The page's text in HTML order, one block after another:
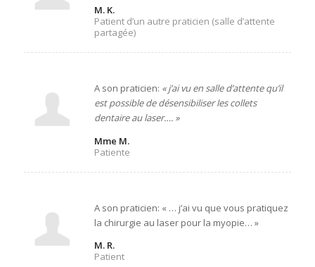
M. K.
Patient d’un autre praticien (salle d’attente
partagée)
A son praticien: « j’ai vu en salle d’attente qu’il
est possible de désensibiliser les collets
dentaire au laser…. »
Mme M.
Patiente
A son praticien: « … j’ai vu que vous pratiquez
la chirurgie au laser pour la myopie… »
M. R.
Patient